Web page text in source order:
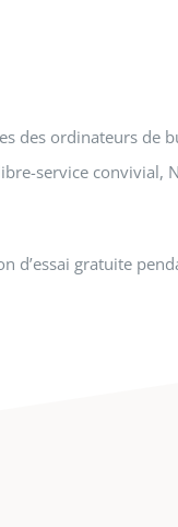
des ordinateurs de
service convivial,
d’essai gratuite